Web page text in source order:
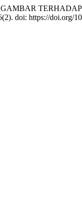
doi: https://doi.org/